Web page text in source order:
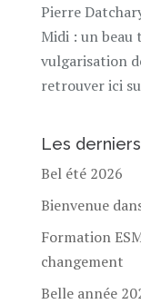
Pierre
Midi : un beau
vulgarisation
retrouver ici
Les
Bel été 2026
Bienvenue
Formation
changement
Belle année